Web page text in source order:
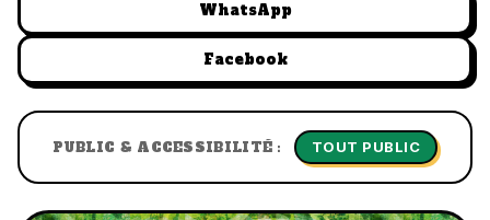
WhatsApp
Facebook
PUBLIC & ACCESSIBILITÉ : TOUT PUBLIC